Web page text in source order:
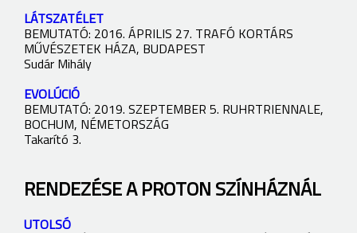
LÁTSZATÉLET
BEMUTATÓ: 2016. ÁPRILIS 27. TRAFÓ KORTÁRS
MŰVÉSZETEK HÁZA, BUDAPEST
Sudár Mihály
EVOLÚCIÓ
BEMUTATÓ: 2019. SZEPTEMBER 5. RUHRTRIENNALE,
BOCHUM, NÉMETORSZÁG
Takarító 3.
RENDEZÉSE A PROTON SZÍNHÁZNÁL
UTOLSÓ